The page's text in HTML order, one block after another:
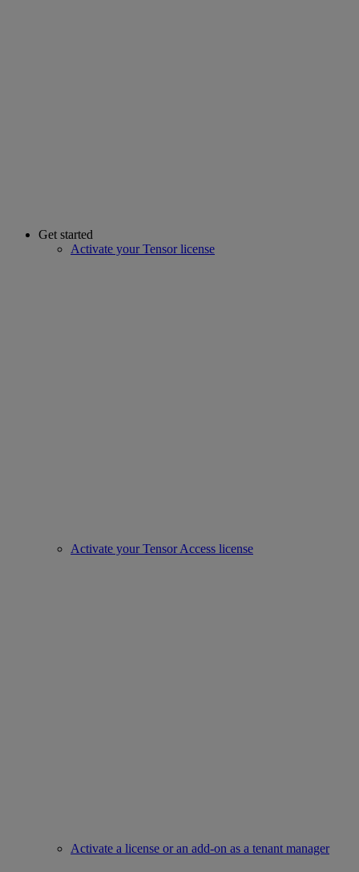
Get started
Activate your Tensor license
Activate your Tensor Access license
Activate a license or an add-on as a tenant manager